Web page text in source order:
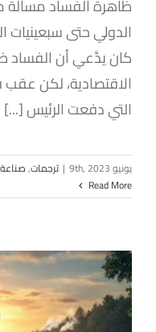
ظاهرة الفساد
الدولي حتى
كان يدَّعي أن الفساد
التي دفعت الرئيس [...]
يونيو 9th, 2023 | ترجمات,
Read More